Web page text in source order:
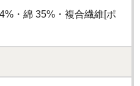
・綿 35%・複合繊維[ポ